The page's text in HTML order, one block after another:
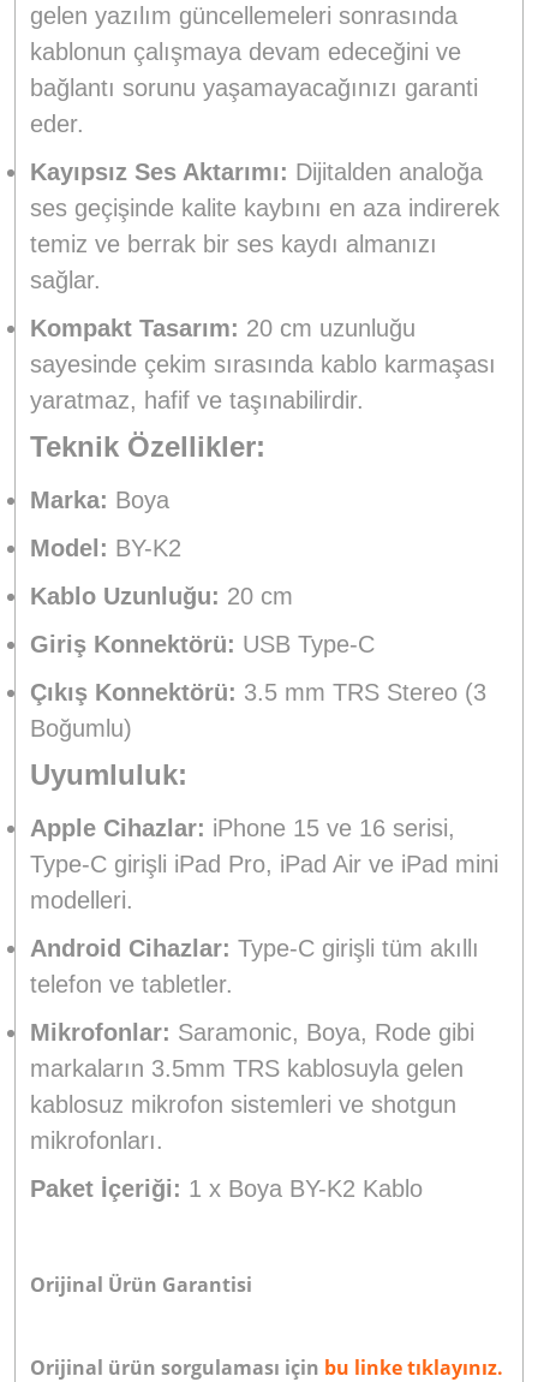
gelen yazılım güncellemeleri sonrasında
kablonun çalışmaya devam edeceğini ve
bağlantı sorunu yaşamayacağınızı garanti
eder.
Kayıpsız Ses Aktarımı: Dijitalden analoğa
ses geçişinde kalite kaybını en aza indirerek
temiz ve berrak bir ses kaydı almanızı
sağlar.
Kompakt Tasarım: 20 cm uzunluğu
sayesinde çekim sırasında kablo karmaşası
yaratmaz, hafif ve taşınabilirdir.
Teknik Özellikler:
Marka: Boya
Model: BY-K2
Kablo Uzunluğu: 20 cm
Giriş Konnektörü: USB Type-C
Çıkış Konnektörü: 3.5 mm TRS Stereo (3
Boğumlu)
Uyumluluk:
Apple Cihazlar: iPhone 15 ve 16 serisi,
Type-C girişli iPad Pro, iPad Air ve iPad mini
modelleri.
Android Cihazlar: Type-C girişli tüm akıllı
telefon ve tabletler.
Mikrofonlar: Saramonic, Boya, Rode gibi
markaların 3.5mm TRS kablosuyla gelen
kablosuz mikrofon sistemleri ve shotgun
mikrofonları.
Paket İçeriği: 1 x Boya BY-K2 Kablo
Orijinal Ürün Garantisi
Orijinal ürün sorgulaması için bu linke tıklayınız.